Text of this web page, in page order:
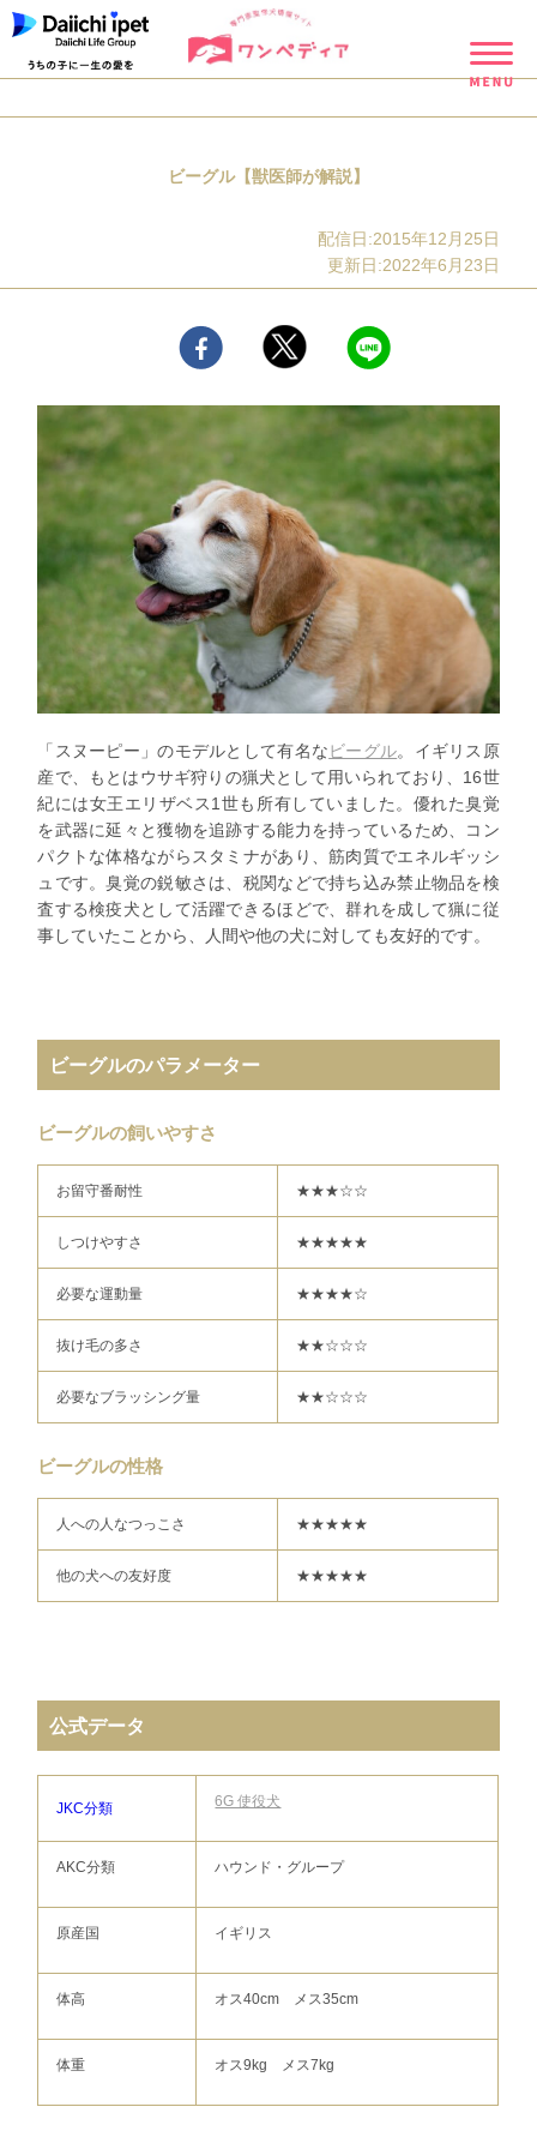
ビーグル【獣医師が解説】
配信日:2015年12月25日
更新日:2022年6月23日
「スヌーピー」のモデルとして有名なビーグル。イギリス原
産で、もとはウサギ狩りの猟犬として用いられており、16世
紀には女王エリザベス1世も所有していました。優れた臭覚
を武器に延々と獲物を追跡する能力を持っているため、コン
パクトな体格ながらスタミナがあり、筋肉質でエネルギッシ
ュです。臭覚の鋭敏さは、税関などで持ち込み禁止物品を検
査する検疫犬として活躍できるほどで、群れを成して猟に従
事していたことから、人間や他の犬に対しても友好的です。
ビーグルのパラメーター
ビーグルの飼いやすさ
お留守番耐性 ★★★☆☆
しつけやすさ ★★★★★
必要な運動量 ★★★★☆
抜け毛の多さ ★★☆☆☆
必要なブラッシング量 ★★☆☆☆
ビーグルの性格
人への人なつっこさ ★★★★★
他の犬への友好度 ★★★★★
公式データ
JKC分類 6G 使役犬
AKC分類 ハウンド・グループ
原産国 イギリス
体高 オス40cm メス35cm
体重 オス9kg メス7kg